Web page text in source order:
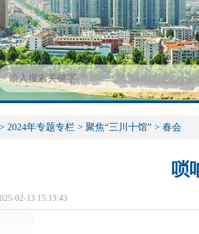
> 2024年专题专栏 > 聚焦“三川十馆” > 春会
唢
02-13 15:13:43